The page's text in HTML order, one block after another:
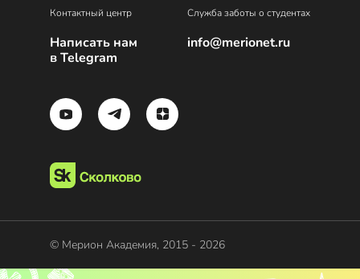
Контактный центр
Написать нам
в Telegram
Служба заботы о студентах
info@merionet.ru
© Мерион Академия, 2015 - 2026